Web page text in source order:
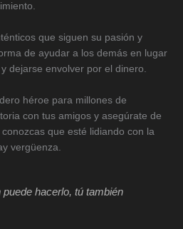
que siguen su pasión y
de ayudar a los demás en lugar
dejarse envolver por el dinero.
héroe para millones de
con tus amigos y asegúrate de
que esté lidiando con la
vergüenza.
puede hacerlo, tú también